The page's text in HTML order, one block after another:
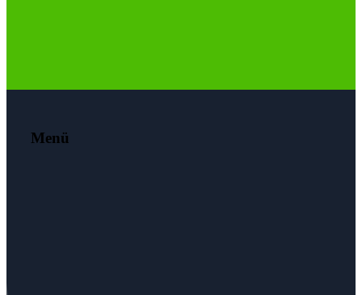
Menü